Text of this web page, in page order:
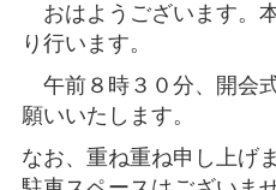
おはようございます。
り行います。
午前８時３０分、開会
願いいたします。
なお、重ね重ね申し上げ